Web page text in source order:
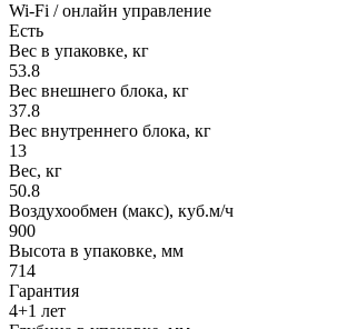
Wi-Fi / онлайн управление
Есть
Вес в упаковке, кг
53.8
Вес внешнего блока, кг
37.8
Вес внутреннего блока, кг
13
Вес, кг
50.8
Воздухообмен (макс), куб.м/ч
900
Высота в упаковке, мм
714
Гарантия
4+1 лет